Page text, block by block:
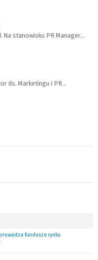
Na stanowisku PR Manager…
ds. Marketingu i PR…
fundusze rynku